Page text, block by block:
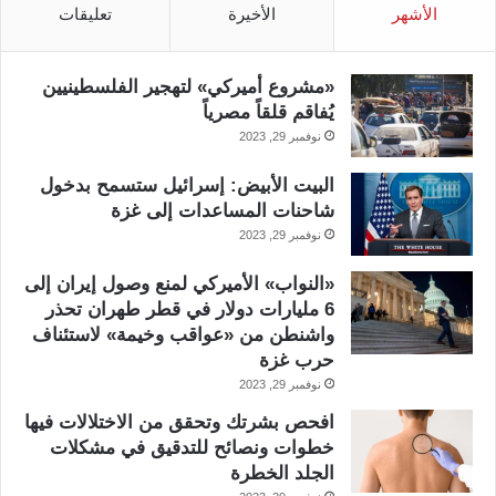
الأشهر الأخيرة تعليقات
«مشروع أميركي» لتهجير الفلسطينيين
يُفاقم قلقاً مصرياً
نوفمبر 29, 2023
البيت الأبيض: إسرائيل ستسمح بدخول
شاحنات المساعدات إلى غزة
نوفمبر 29, 2023
«النواب» الأميركي لمنع وصول إيران إلى
6 مليارات دولار في قطر طهران تحذر
واشنطن من «عواقب وخيمة» لاستئناف
حرب غزة
نوفمبر 29, 2023
افحص بشرتك وتحقق من الاختلالات فيها
خطوات ونصائح للتدقيق في مشكلات
الجلد الخطرة